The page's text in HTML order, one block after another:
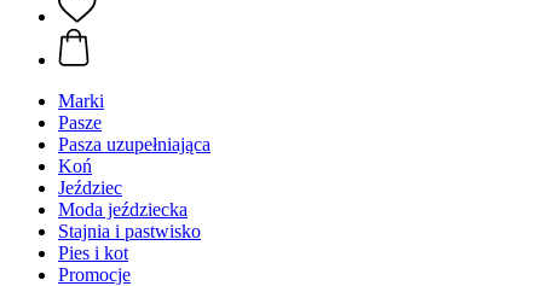
Marki
Pasze
Pasza uzupełniająca
Koń
Jeździec
Moda jeździecka
Stajnia i pastwisko
Pies i kot
Promocje